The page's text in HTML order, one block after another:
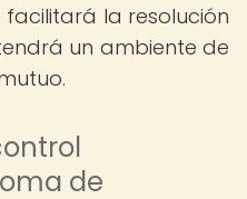
la resolución
un ambiente de
de